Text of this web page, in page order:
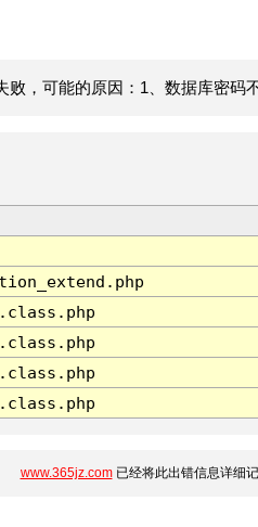
，可能的原因：1、数据库密码
www.365jz.com已经将此出错信息详细